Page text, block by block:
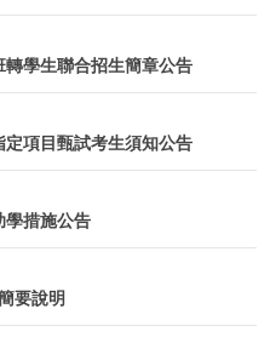
學生聯合招生簡章公告
項目甄試考生須知公告
學措施公告
要說明